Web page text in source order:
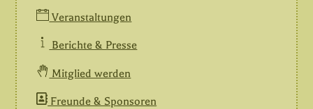
Veranstaltungen
Berichte & Presse
Mitglied werden
Freunde & Sponsoren